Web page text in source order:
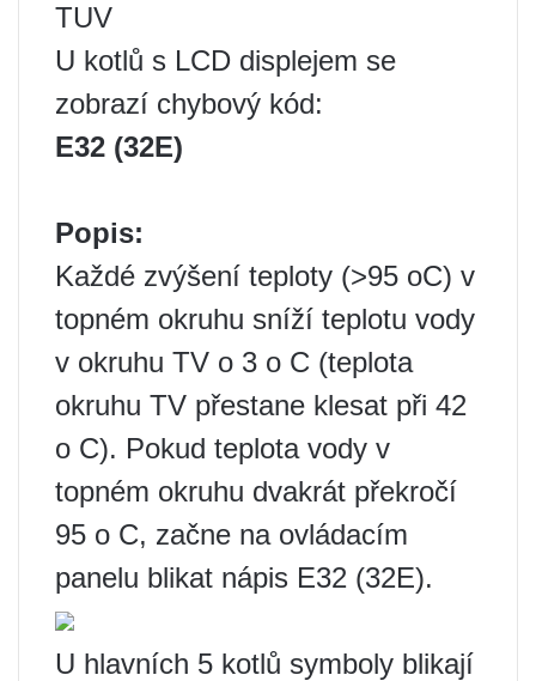
TUV
U kotlů s LCD displejem se
zobrazí chybový kód:
E32 (32E)
Popis:
Každé zvýšení teploty (>95 oC) v
topném okruhu sníží teplotu vody
v okruhu TV o 3 o C (teplota
okruhu TV přestane klesat při 42
o C). Pokud teplota vody v
topném okruhu dvakrát překročí
95 o C, začne na ovládacím
panelu blikat nápis E32 (32E).
U hlavních 5 kotlů symboly blikají